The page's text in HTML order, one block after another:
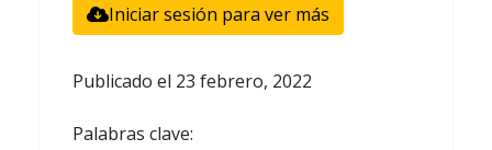
Iniciar sesión para ver más
Publicado el 23 febrero, 2022
Palabras clave: